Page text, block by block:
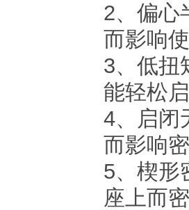
2、偏心
而影响
3、低扭
能轻松
4、启闭
而影响
5、楔形
座上而